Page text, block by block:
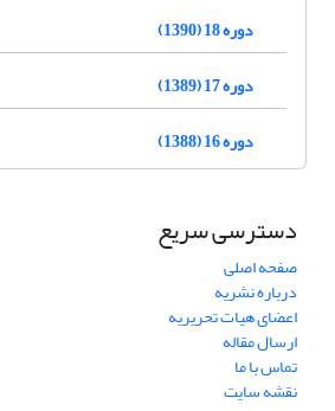
دوره 18 (1390)
دوره 17 (1389)
دوره 16 (1388)
دسترسی سریع
صفحه اصلی
درباره نشریه
اعضای هیات تحریریه
ارسال مقاله
تماس با ما
نقشه سایت